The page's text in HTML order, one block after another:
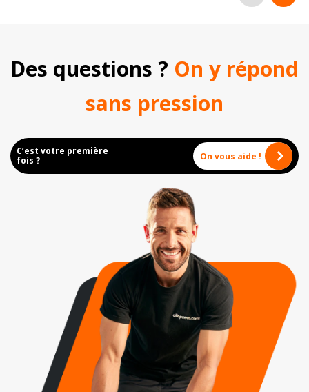
Des questions ? On y répond
sans pression
C’est votre première
fois ?
On vous aide !